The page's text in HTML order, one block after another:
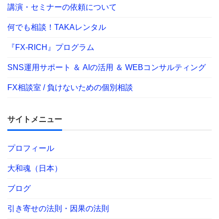
講演・セミナーの依頼について
何でも相談！TAKAレンタル
『FX-RICH』プログラム
SNS運用サポート ＆ AIの活用 ＆ WEBコンサルティング
FX相談室 / 負けないための個別相談
サイトメニュー
プロフィール
大和魂（日本）
ブログ
引き寄せの法則・因果の法則